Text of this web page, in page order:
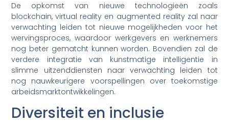
De opkomst van nieuwe technologieën zoals
blockchain, virtual reality en augmented reality zal naar
verwachting leiden tot nieuwe mogelijkheden voor het
wervingsproces, waardoor werkgevers en werknemers
nog beter gematcht kunnen worden. Bovendien zal de
verdere integratie van kunstmatige intelligentie in
slimme uitzenddiensten naar verwachting leiden tot
nog nauwkeurigere voorspellingen over toekomstige
arbeidsmarktontwikkelingen.
Diversiteit en inclusie